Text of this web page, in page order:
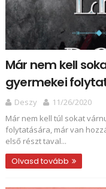
Már nem kell
gyermekei
Deszy
11/26/2020
Már nem kell túl sokat
folytatására, már van
első részt taval...
Olvasd tovább